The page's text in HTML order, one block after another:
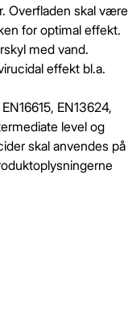
Overfladen skal være
for optimal effekt.
med vand.
effekt bl.a.
EN13624,
level og
skal anvendes på